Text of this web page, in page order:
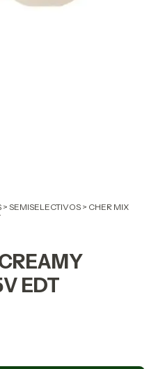
> SEMISELECTIVOS > CHER MIX
EDT